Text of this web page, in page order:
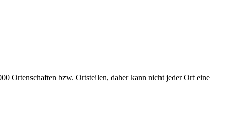
Ortenschaften bzw. Ortsteilen, daher kann nicht jeder Ort eine